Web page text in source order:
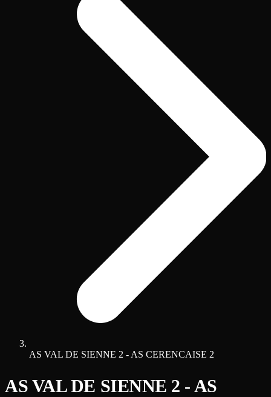
AS VAL DE SIENNE 2 - AS CERENCAISE 2
AS VAL DE SIENNE 2 - AS